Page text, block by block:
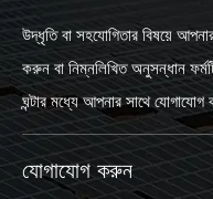
উদ্ধৃতি বা সহযোগিতার বিষয়ে
করুন বা নিম্নলিখিত অনুসন্ধান
ঘন্টার মধ্যে আপনার সাথে যোগাযোগ
যোগাযোগ করুন